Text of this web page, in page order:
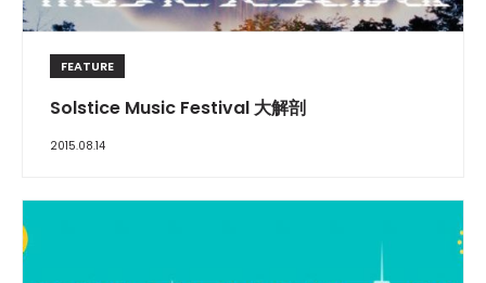
FEATURE
Solstice Music Festival 大解剖
2015.08.14